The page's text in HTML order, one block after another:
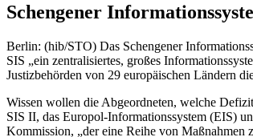
Schengener
Berlin: (hib/STO) Das Schengener
SIS „ein zentralisiertes, großes
Justizbehörden von 29 europäischen Ländern
Wissen wollen die Abgeordneten, welche
SIS II, das Europol-Informationssystem (EIS)
Kommission, „der eine Reihe von